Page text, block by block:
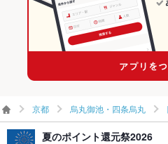
京都 烏丸御池・四条烏丸
夏のポイント還元祭2026